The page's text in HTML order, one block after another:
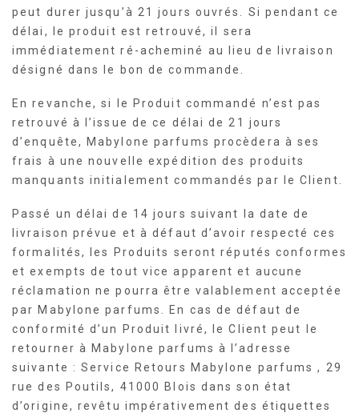
peut durer jusqu’à 21 jours ouvrés. Si pendant ce
délai, le produit est retrouvé, il sera
immédiatement ré-acheminé au lieu de livraison
désigné dans le bon de commande.
En revanche, si le Produit commandé n’est pas
retrouvé à l’issue de ce délai de 21 jours
d’enquête, Mabylone parfums procèdera à ses
frais à une nouvelle expédition des produits
manquants initialement commandés par le Client.
Passé un délai de 14 jours suivant la date de
livraison prévue et à défaut d’avoir respecté ces
formalités, les Produits seront réputés conformes
et exempts de tout vice apparent et aucune
réclamation ne pourra être valablement acceptée
par Mabylone parfums. En cas de défaut de
conformité d’un Produit livré, le Client peut le
retourner à Mabylone parfums à l’adresse
suivante : Service Retours Mabylone parfums , 29
rue des Poutils, 41000 Blois dans son état
d’origine, revêtu impérativement des étiquettes